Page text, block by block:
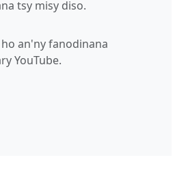
tsy misy diso.
an'ny fanodinana
YouTube.